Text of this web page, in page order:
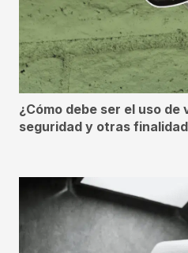
¿Cómo debe ser el uso
seguridad y otras